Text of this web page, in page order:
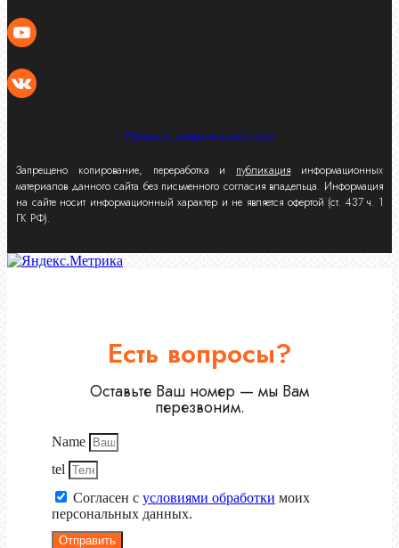
Политика конфиденциальности
Запрещено копирование, переработка и публикация информационных
материалов данного сайта без письменного согласия владельца. Информация
на сайте носит информационный характер и не является офертой (ст. 437 ч. 1
ГК РФ).
Есть вопросы?
Оставьте Ваш номер — мы Вам
перезвоним.
Name
tel
Согласен с условиями обработки моих
персональных данных.
Отправить